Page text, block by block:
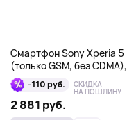
Смартфон Sony Xperia 5
(только GSM, без CDMA),
256Гб, черный
-110 руб. СКИДКА
НА ПОШЛИНУ
2 881 руб.